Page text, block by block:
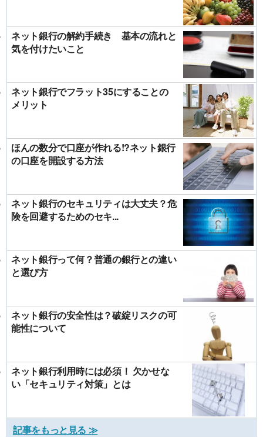
ネット銀行の解約手続き 基本の流れと
気を付けたいこと
ネット銀行でフラット35にすることの
メリット
ほんの数分で口座が作れる!?ネット銀行
の口座を開設する方法
ネット銀行のセキュリティは大丈夫？危
険を回避するためのセキ...
ネット銀行って何？普通の銀行との違い
と選び方
ネット銀行の安全性は？破綻リスクの可
能性について
ネット銀行利用時には必須！ 欠かせな
い「セキュリティ対策」とは
記事をもっと見る ≫